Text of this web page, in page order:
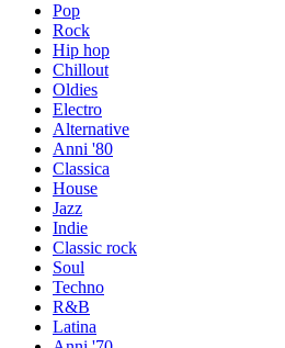
Pop
Rock
Hip hop
Chillout
Oldies
Electro
Alternative
Anni '80
Classica
House
Jazz
Indie
Classic rock
Soul
Techno
R&B
Latina